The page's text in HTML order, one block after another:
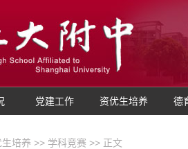
党建工作 资优生培养 德
生培养 >> 学科竞赛 >> 正文